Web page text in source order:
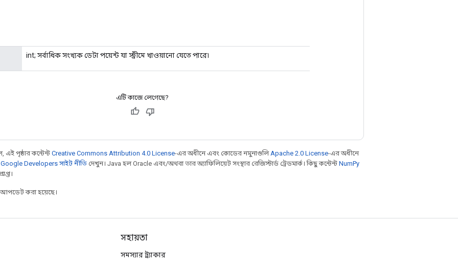
int; সর্বাধিক সংখ্যক ডেটা পয়েন্ট যা স্ট্রীমে খাওয়ানো যেতে পারে৷
এটি কাজে লেগেছে?
এই পৃষ্ঠার কন্টেন্ট Creative Commons Attribution 4.0 License-এর অধীনে এবং কোডের নমুনাগুলি Apache 2.0 License-এর অধীনে
Google Developers সাইট নীতি দেখুন। Java হল Oracle এবং/অথবা তার অ্যাফিলিয়েট সংস্থার রেজিস্টার্ড ট্রেডমার্ক। কিছু কন্টেন্ট NumPy
আপডেট করা হয়েছে।
সহায়তা
সমস্যার ট্র্যাকার